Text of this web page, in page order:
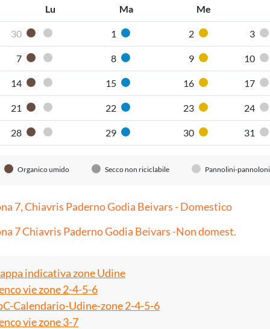
Lu Ma Me
30 Organico umido
Pannolini-pannoloni
1 Carta 2 Plastica 3
7 Organico umido
Pannolini-pannoloni
8 Carta 9 Plastica 10
14 Organico umido
Pannolini-pannoloni
15 Carta 16 Plastica 17
21 Organico umido
Pannolini-pannoloni
22 Carta 23 Plastica 24
28 Organico umido
Pannolini-pannoloni
29 Carta 30 Plastica 31
Organico umido Secco non riciclabile Pannolini-pannoloni
7, Chiavris Paderno Godia Beivars - Domestico
7 Chiavris Paderno Godia Beivars -Non domest.
indicativa zone Udine
vie zone 2-4-5-6
Calendario-Udine-zone 2-4-5-6
vie zone 3-7